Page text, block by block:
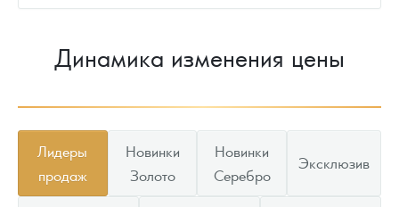
Динамика изменения цены
Лидеры
продаж
Новинки
Золото
Новинки
Серебро
Эксклюзив